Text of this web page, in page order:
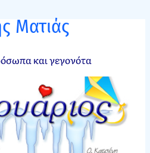
Ματιάς
και γεγονότα